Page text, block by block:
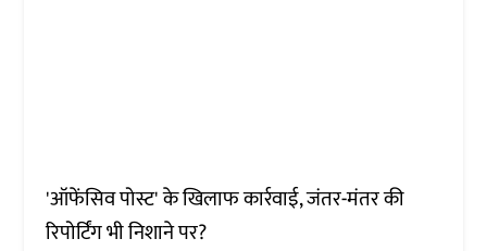
'ऑफेंसिव पोस्ट' के खिलाफ कार्रवाई, जंतर-मंतर की
रिपोर्टिंग भी निशाने पर?